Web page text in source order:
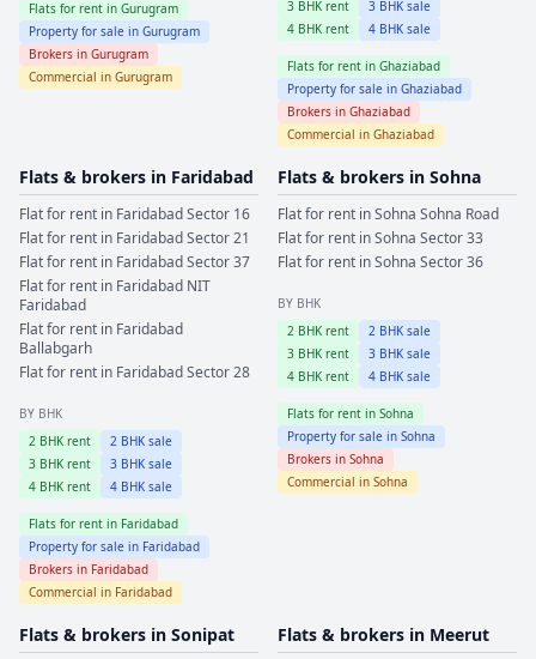
Flats for rent in Gurugram
Property for sale in Gurugram
Brokers in Gurugram
Commercial in Gurugram
3 BHK rent 3 BHK sale
4 BHK rent 4 BHK sale
Flats for rent in Ghaziabad
Property for sale in Ghaziabad
Brokers in Ghaziabad
Commercial in Ghaziabad
Flats & brokers in Faridabad
Flat for rent in FaridabadSector 16
Flat for rent in FaridabadSector 21
Flat for rent in FaridabadSector 37
Flat for rent in Faridabad NIT
Faridabad
Flat for rent in Faridabad
Ballabgarh
Flat for rent in FaridabadSector 28
BY BHK
2 BHK rent 2 BHK sale
3 BHK rent 3 BHK sale
4 BHK rent 4 BHK sale
Flats for rent in Faridabad
Property for sale in Faridabad
Brokers in Faridabad
Commercial in Faridabad
Flats & brokers in Sohna
Flat for rent inSohna Sohna Road
Flat for rent inSohna Sector 33
Flat for rent inSohna Sector 36
BY BHK
2 BHK rent 2 BHK sale
3 BHK rent 3 BHK sale
4 BHK rent 4 BHK sale
Flats for rent in Sohna
Property for sale in Sohna
Brokers in Sohna
Commercial in Sohna
Flats & brokers in Sonipat Flats & brokers in Meerut